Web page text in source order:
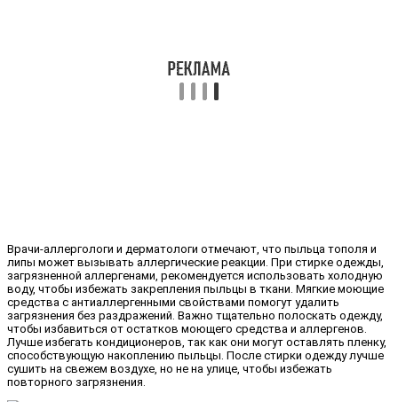
Врачи-аллергологи и дерматологи отмечают, что пыльца тополя и
липы может вызывать аллергические реакции. При стирке одежды,
загрязненной аллергенами, рекомендуется использовать холодную
воду, чтобы избежать закрепления пыльцы в ткани. Мягкие моющие
средства с антиаллергенными свойствами помогут удалить
загрязнения без раздражений. Важно тщательно полоскать одежду,
чтобы избавиться от остатков моющего средства и аллергенов.
Лучше избегать кондиционеров, так как они могут оставлять пленку,
способствующую накоплению пыльцы. После стирки одежду лучше
сушить на свежем воздухе, но не на улице, чтобы избежать
повторного загрязнения.